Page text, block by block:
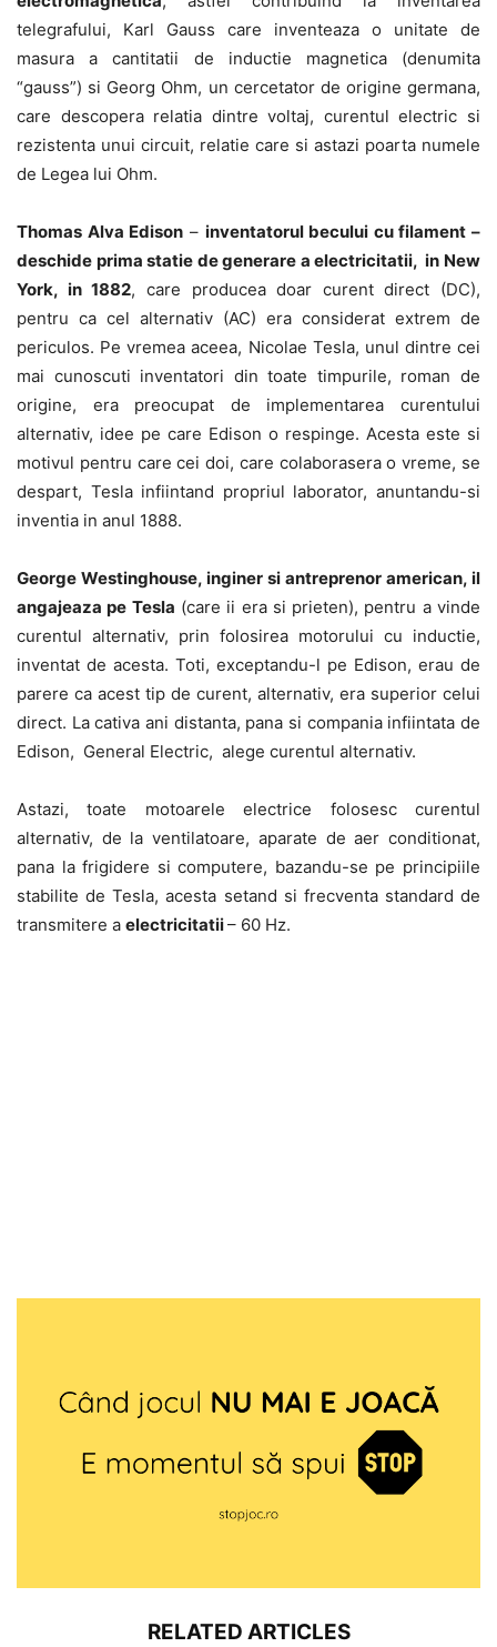
telegrafului, Karl Gauss care inventeaza o unitate de
masura a cantitatii de inductie magnetica (denumita
“gauss”) si Georg Ohm, un cercetator de origine germana,
care descopera relatia dintre voltaj, curentul electric si
rezistenta unui circuit, relatie care si astazi poarta numele
de Legea lui Ohm.
Thomas Alva Edison – inventatorul becului cu filament –
deschide prima statie de generare a electricitatii, in New
York, in 1882, care producea doar curent direct (DC),
pentru ca cel alternativ (AC) era considerat extrem de
periculos. Pe vremea aceea, Nicolae Tesla, unul dintre cei
mai cunoscuti inventatori din toate timpurile, roman de
origine, era preocupat de implementarea curentului
alternativ, idee pe care Edison o respinge. Acesta este si
motivul pentru care cei doi, care colaborasera o vreme, se
despart, Tesla infiintand propriul laborator, anuntandu-si
inventia in anul 1888.
George Westinghouse, inginer si antreprenor american, il
angajeaza pe Tesla (care ii era si prieten), pentru a vinde
curentul alternativ, prin folosirea motorului cu inductie,
inventat de acesta. Toti, exceptandu-l pe Edison, erau de
parere ca acest tip de curent, alternativ, era superior celui
direct. La cativa ani distanta, pana si compania infiintata de
Edison, General Electric, alege curentul alternativ.
Astazi, toate motoarele electrice folosesc curentul
alternativ, de la ventilatoare, aparate de aer conditionat,
pana la frigidere si computere, bazandu-se pe principiile
stabilite de Tesla, acesta setand si frecventa standard de
transmitere a electricitatii– 60 Hz.
RELATED ARTICLES